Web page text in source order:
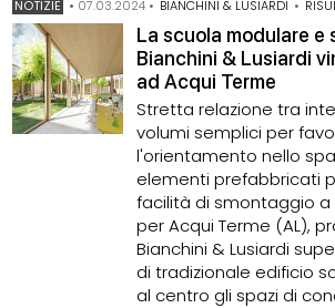
NOTIZIE • 07.03.2024 • BIANCHINI & LUSIARDI •
La scuola modulare e
Bianchini & Lusiardi
ad Acqui Terme
Stretta relazione tra
volumi semplici per
l'orientamento nello
elementi prefabbricati
facilità di smontaggio a
per Acqui Terme (AL),
Bianchini & Lusiardi
di tradizionale edificio
al centro gli spazi di